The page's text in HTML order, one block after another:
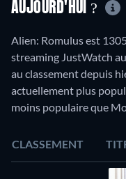
AUJOURD'HUI ?
Alien: Romulus est
streaming JustWatch
au classement depuis
actuellement plus
moins populaire que
CLASSEMENT